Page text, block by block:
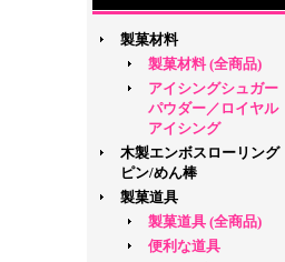
製菓材料
製菓材料 (全商品)
アイシングシュガー
パウダー／ロイヤル
アイシング
木製エンボスローリング
ピン/めん棒
製菓道具
製菓道具 (全商品)
便利な道具